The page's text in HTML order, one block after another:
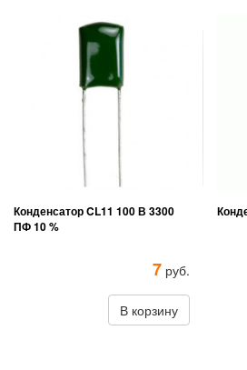
Конденсатор CL11 100 В 3300
ПФ 10 %
7 руб.
В корзину